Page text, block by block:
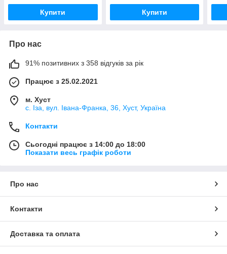
Купити Купити
Про нас
91% позитивних з 358 відгуків за рік
Працює з 25.02.2021
м. Хуст
с. Іза, вул. Івана-Франка, 36, Хуст, Україна
Контакти
Сьогодні працює з 14:00 до 18:00
Показати весь графік роботи
Про нас
Контакти
Доставка та оплата